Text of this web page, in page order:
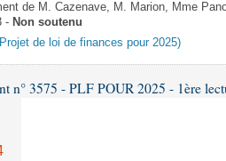
de M. Cazenave, M. Marion, Mme
- Non soutenu
de loi de finances pour 2025)
n° 3575 - PLF POUR 2025 - 1ère